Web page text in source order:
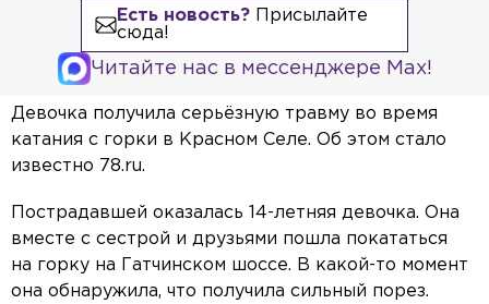
Есть новость?Присылайте
сюда!
Читайте нас в мессенджере Max!
Девочка получила серьёзную травму во время
катания с горки в Красном Селе. Об этом стало
известно 78.ru.
Пострадавшей оказалась 14-летняя девочка. Она
вместе с сестрой и друзьями пошла покататься
на горку на Гатчинском шоссе. В какой-то момент
она обнаружила, что получила сильный порез.